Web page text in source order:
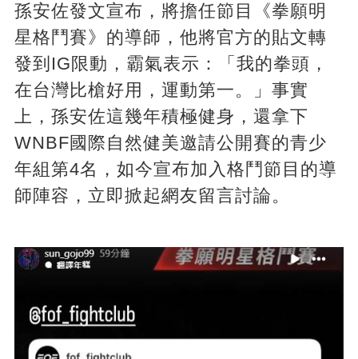
孫安佐發文宣布，將擔任節目《拳願明
星格鬥賽》的導師，他將官方的貼文轉
發到IG限動，霸氣表示：「我的拳頭，
在台灣比槍好用，運動第一。」事實
上，孫安佐這幾年積極健身，還拿下
WNBF國際自然健美邀請公開賽的青少
年組第4名，如今宣布加入格鬥節目的導
師陣容，立即掀起網友留言討論。